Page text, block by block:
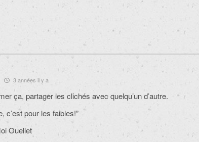
3 années il y a
ça, partager les clichés avec quelqu’un d’autre.
c’est pour les faibles!”
Ouellet